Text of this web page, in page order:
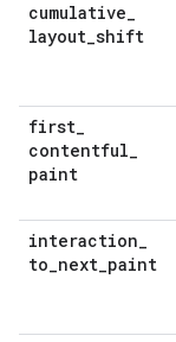
cumulative_
layout_shift
first_
contentful_
paint
interaction_
to_next_paint